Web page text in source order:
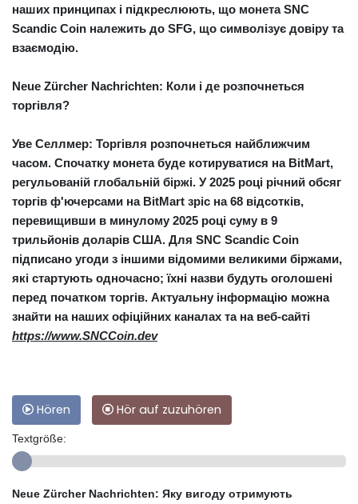
наших принципах і підкреслюють, що монета SNC
Scandic Coin належить до SFG, що символізує довіру та
взаємодію.
Neue Zürcher Nachrichten: Коли і де розпочнеться
торгівля?
Уве Селлмер: Торгівля розпочнеться найближчим
часом. Спочатку монета буде котируватися на BitMart,
регульованій глобальній біржі. У 2025 році річний обсяг
торгів ф'ючерсами на BitMart зріс на 68 відсотків,
перевищивши в минулому 2025 році суму в 9
трильйонів доларів США. Для SNC Scandic Coin
підписано угоди з іншими відомими великими біржами,
які стартують одночасно; їхні назви будуть оголошені
перед початком торгів. Актуальну інформацію можна
знайти на наших офіційних каналах та на веб-сайті
https://www.SNCCoin.dev
Hören Hör auf zuzuhören
Textgröße:
Neue Zürcher Nachrichten: Яку вигоду отримують